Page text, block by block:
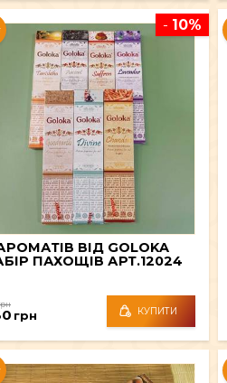
- 10%
ВІД GOLOKA
ПАХОЩІВ АРТ.12024
грн КУПИТИ